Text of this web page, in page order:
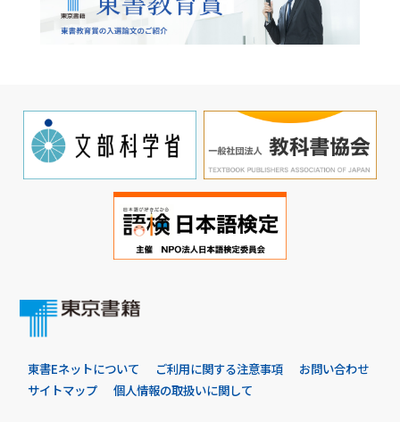
東書Eネットについて ご利用に関する注意事項
お問い合わせ
サイトマップ
個人情報の取扱いに関して